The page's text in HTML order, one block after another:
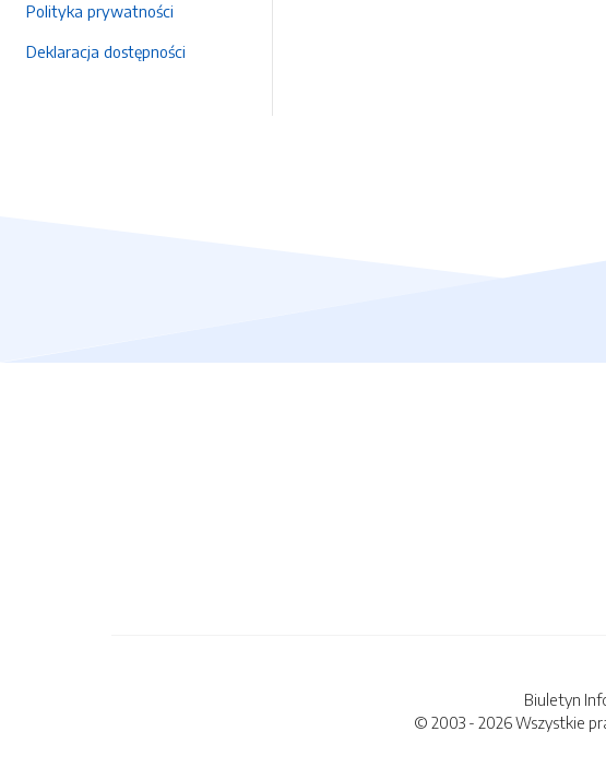
Polityka prywatności
Deklaracja dostępności
Biuletyn
© 2003 - 2026 Wszystkie